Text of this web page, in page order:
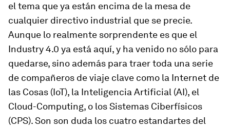
el tema que ya están encima de la mesa de
cualquier directivo industrial que se precie.
Aunque lo realmente sorprendente es que el
Industry 4.0 ya está aquí, y ha venido no sólo para
quedarse, sino además para traer toda una serie
de compañeros de viaje clave como la Internet de
las Cosas (IoT), la Inteligencia Artificial (AI), el
Cloud-Computing, o los Sistemas Ciberfísicos
(CPS). Son son duda los cuatro estandartes del